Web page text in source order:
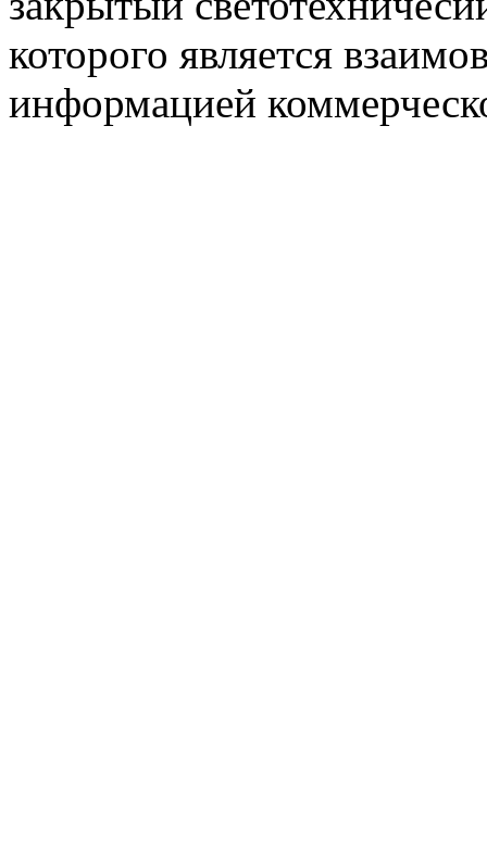
которого является
информацией